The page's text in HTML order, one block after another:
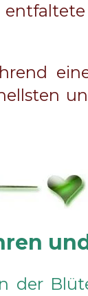
der